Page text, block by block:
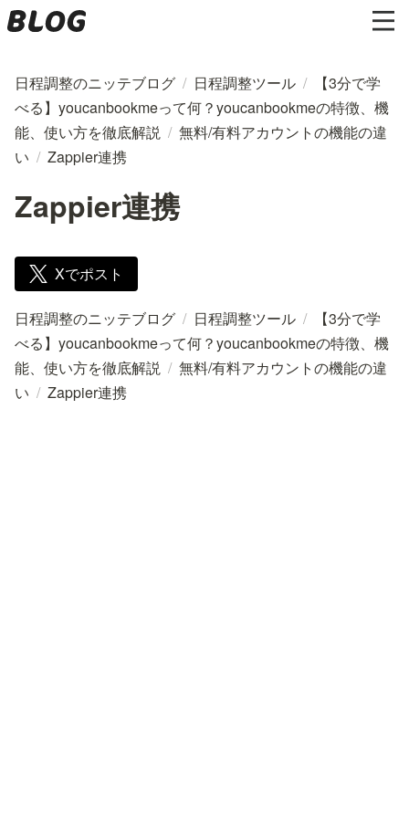
日程調整のニッテブログ / 日程調整ツール /
【3分で学
べる】youcanbookmeって何？youcanbookmeの特徴、機
能、使い方を徹底解説 / 無料/有料アカウントの機能の違
い / Zappier連携
Zappier連携
Xでポスト
日程調整のニッテブログ / 日程調整ツール /
【3分で学
べる】youcanbookmeって何？youcanbookmeの特徴、機
能、使い方を徹底解説 / 無料/有料アカウントの機能の違
い / Zappier連携